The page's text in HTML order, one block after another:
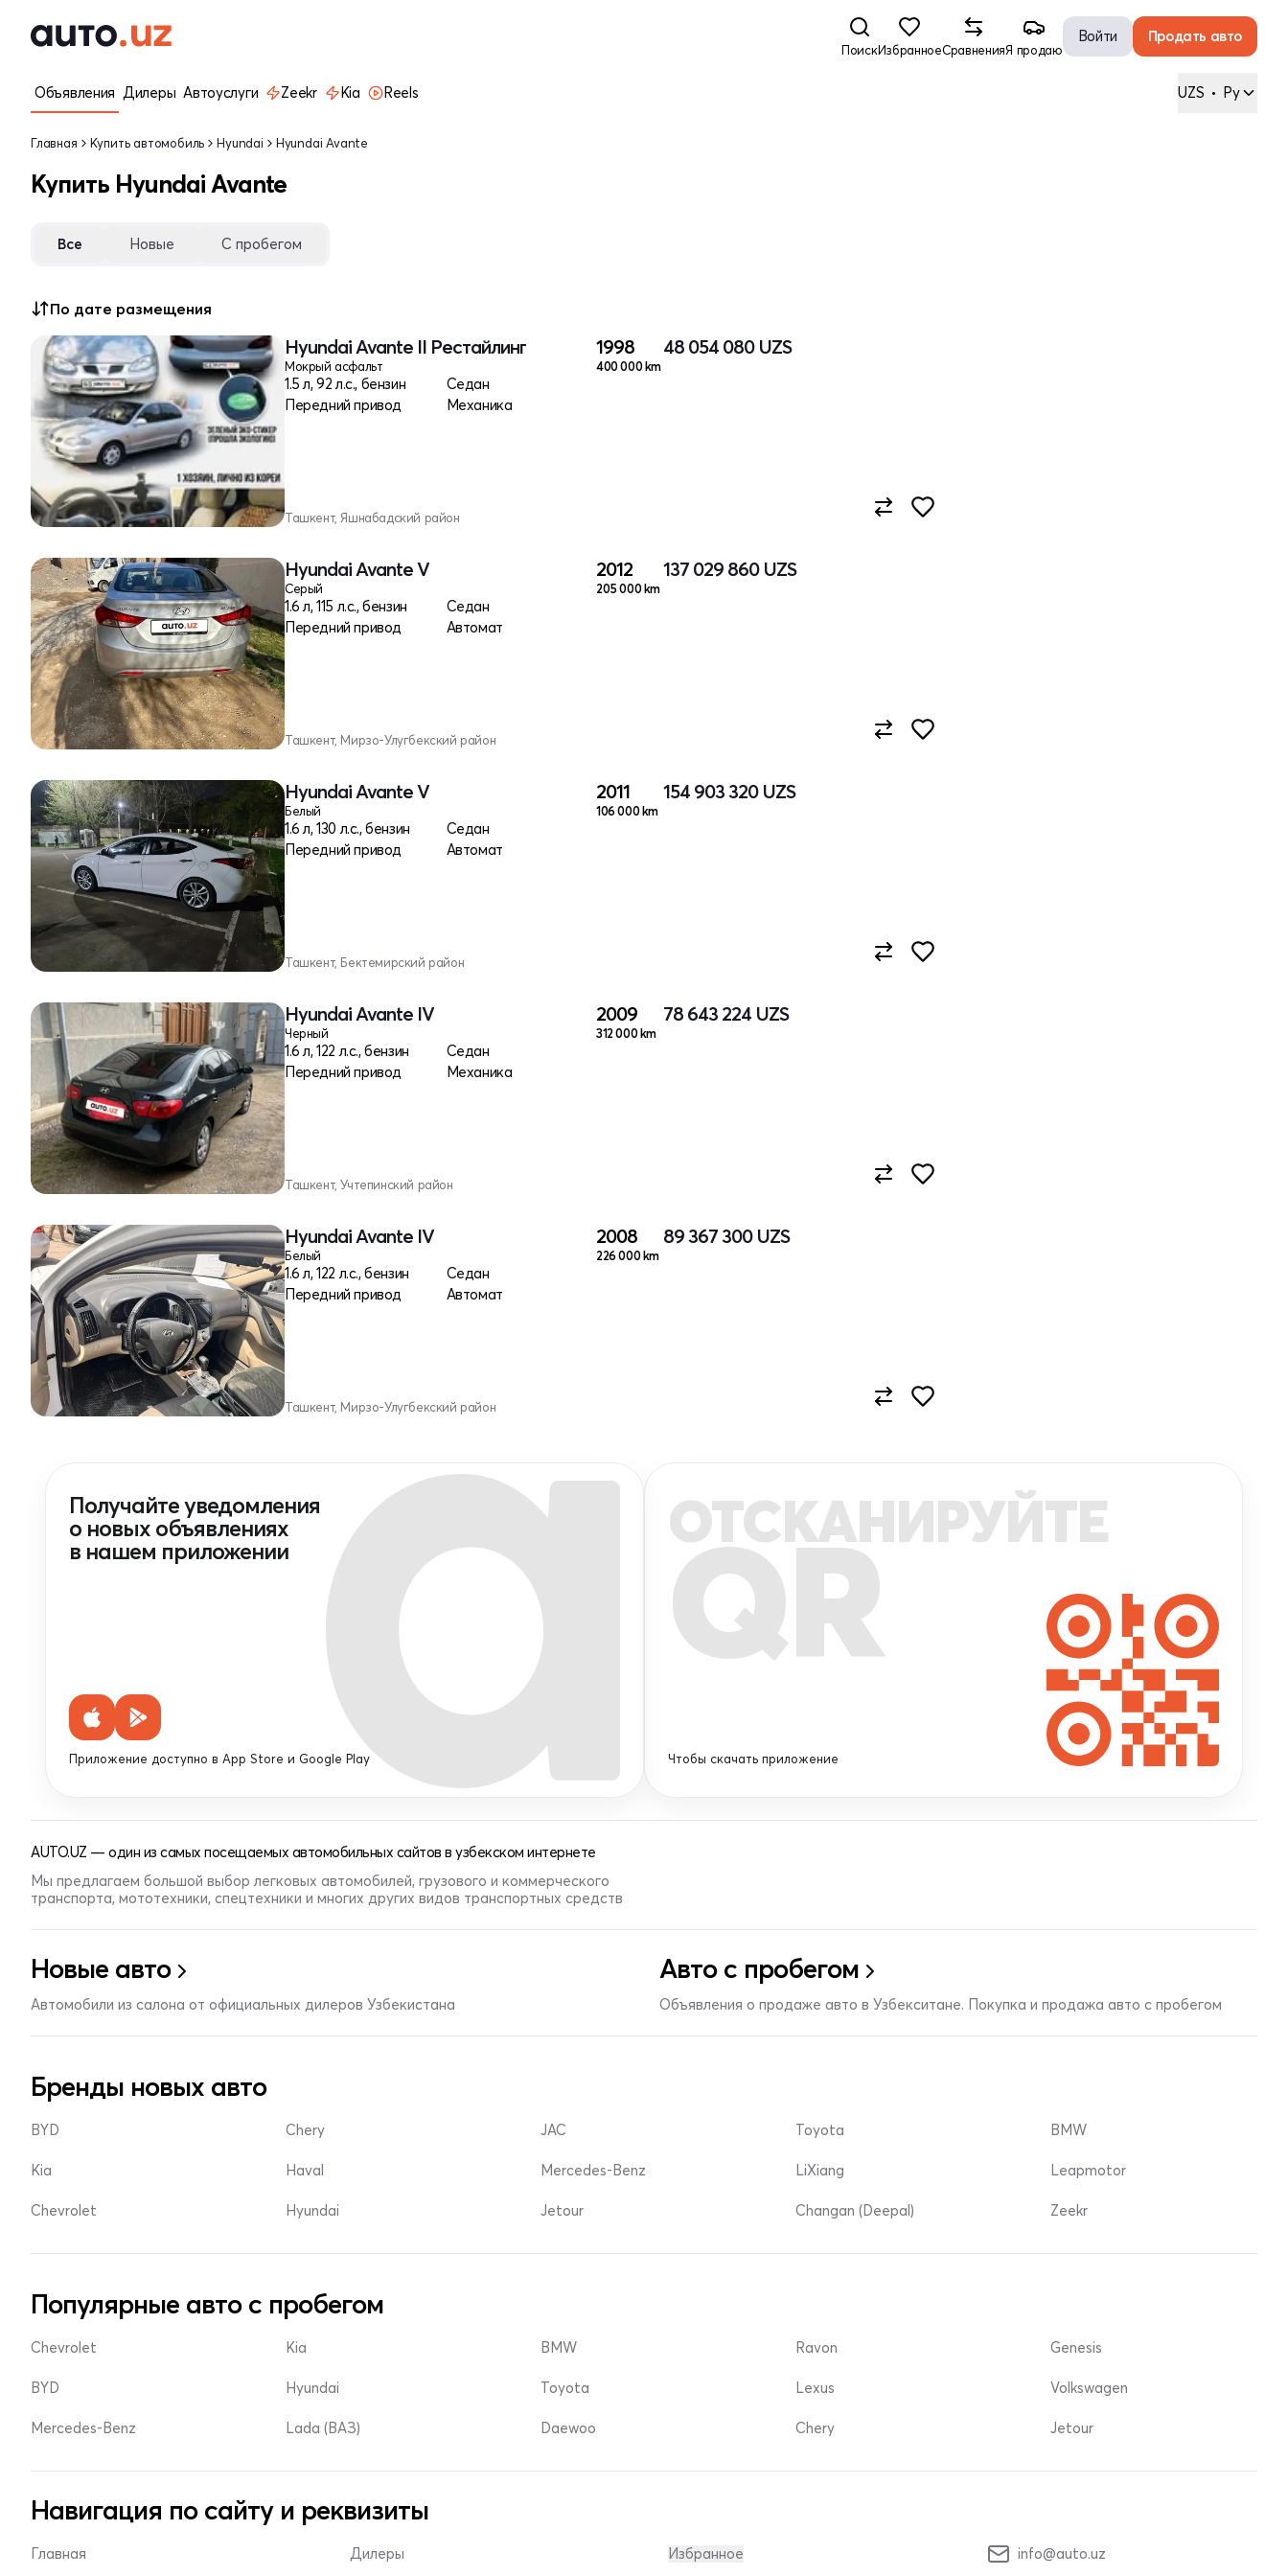
ПоискИзбранноеСравненияЯ продаю
Войти Продать авто
Объявления Дилеры Автоуслуги Zeekr Kia Reels UZS • Ру
Главная Купить автомобиль Hyundai Hyundai Avante
Купить Hyundai Avante
Все Новые С пробегом
По дате размещения
Hyundai Avante II Рестайлинг
Мокрый асфальт
1.5 л, 92 л.с., бензин
Седан
Передний привод
Механика
1998
400 000 km
48 054 080 UZS
Ташкент, Яшнабадский район
Hyundai Avante V
Серый
1.6 л, 115 л.с., бензин
Седан
Передний привод
Автомат
2012
205 000 km
137 029 860 UZS
Ташкент, Мирзо-Улугбекский район
Hyundai Avante V
Белый
1.6 л, 130 л.с., бензин
Седан
Передний привод
Автомат
2011
106 000 km
154 903 320 UZS
Ташкент, Бектемирский район
Hyundai Avante IV
Черный
1.6 л, 122 л.с., бензин
Седан
Передний привод
Механика
2009
312 000 km
78 643 224 UZS
Ташкент, Учтепинский район
Hyundai Avante IV
Белый
1.6 л, 122 л.с., бензин
Седан
Передний привод
Автомат
2008
226 000 km
89 367 300 UZS
Ташкент, Мирзо-Улугбекский район
Получайте уведомления
о новых объявлениях
в нашем приложении
Приложение доступно в App Store и Google Play
ОТСКАНИРУЙТЕ
QR
Чтобы скачать приложение
AUTO.UZ — один из самых посещаемых автомобильных сайтов в узбекском интернете
Мы предлагаем большой выбор легковых автомобилей, грузового и коммерческого
транспорта, мототехники, спецтехники и многих других видов транспортных средств
Новые авто
Автомобили из салона от официальных дилеров Узбекистана
Авто с пробегом
Объявления о продаже авто в Узбекситане. Покупка и продажа авто с пробегом
Бренды новых авто
BYD
Kia
Chevrolet
Chery
Haval
Hyundai
JAC
Mercedes-Benz
Jetour
Toyota
LiXiang
Changan (Deepal)
BMW
Leapmotor
Zeekr
Популярные авто с пробегом
Chevrolet
BYD
Mercedes-Benz
Kia
Hyundai
Lada (ВАЗ)
BMW
Toyota
Daewoo
Ravon
Lexus
Chery
Genesis
Volkswagen
Jetour
Навигация по сайту и реквизиты
Главная Дилеры Избранное info@auto.uz